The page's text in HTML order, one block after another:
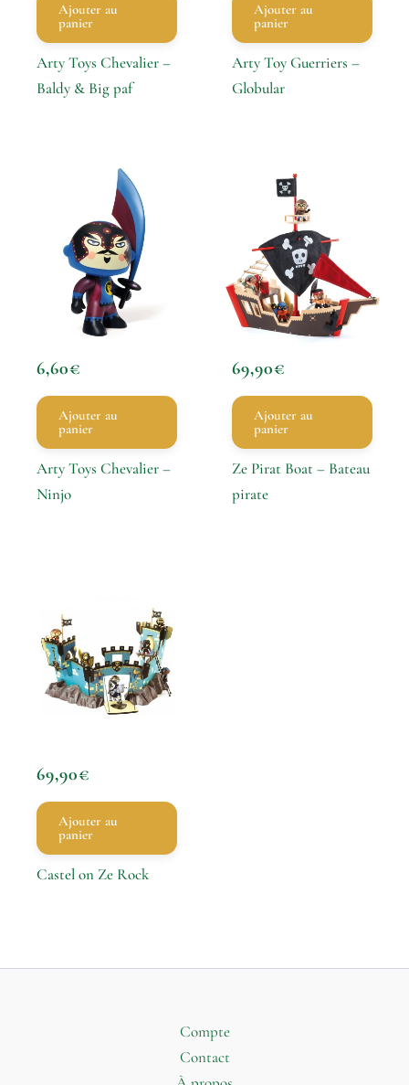
Ajouter au
panier
Arty Toys Chevalier –
Baldy & Big paf
Ajouter au
panier
Arty Toy Guerriers –
Globular
6,60€
Ajouter au
panier
Arty Toys Chevalier –
Ninjo
69,90€
Ajouter au
panier
Ze Pirat Boat – Bateau
pirate
69,90€
Ajouter au
panier
Castel on Ze Rock
Compte
Contact